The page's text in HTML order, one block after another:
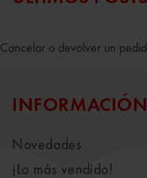
Cancelar o devolver un
INFORMACIÓN
Novedades
¡Lo más vendido!